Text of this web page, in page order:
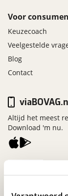
Voor
Keuzecoach
Veelgestelde
Blog
Contact
Altijd het meest
Download 'm nu.